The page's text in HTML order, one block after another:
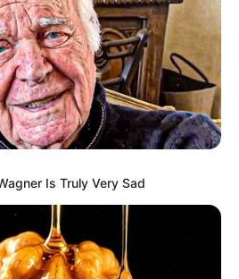
Real Life. You Have To Watch
Is Truly Very Sad